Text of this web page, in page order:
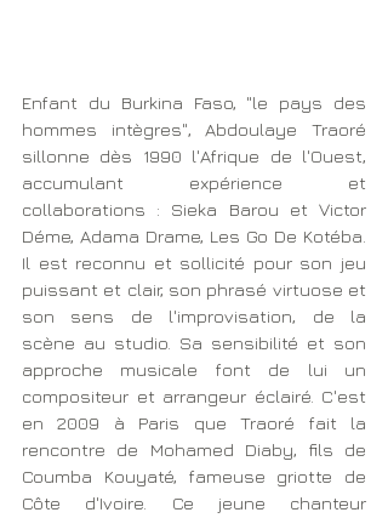
Enfant du Burkina Faso, "le pays des
hommes intègres", Abdoulaye Traoré
sillonne dès 1990 l'Afrique de l'Ouest,
accumulant expérience et
collaborations : Sieka Barou et Victor
Déme, Adama Drame, Les Go De Kotéba.
Il est reconnu et sollicité pour son jeu
puissant et clair, son phrasé virtuose et
son sens de l'improvisation, de la
scène au studio. Sa sensibilité et son
approche musicale font de lui un
compositeur et arrangeur éclairé. C'est
en 2009 à Paris que Traoré fait la
rencontre de Mohamed Diaby, fils de
Coumba Kouyaté, fameuse griotte de
Côte d'Ivoire. Ce jeune chanteur